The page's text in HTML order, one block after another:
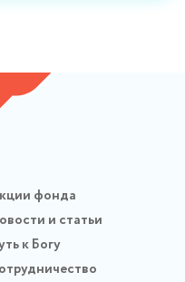
фонда
и статьи
к Богу